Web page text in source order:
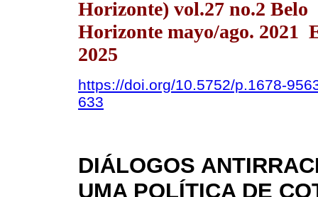
Horizonte) vol.27 no.2 Belo
Horizonte mayo/ago. 2021
2025
https://doi.org/10.5752/p.1678-
633
DIÁLOGOS
UMA POLÍTICA DE